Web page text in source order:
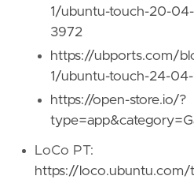
1/ubuntu-touch-20-04-
3972
https://ubports.com/
1/ubuntu-touch-24-
https://open-store.io/?
LoCo PT:
https://